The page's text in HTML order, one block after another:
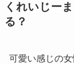
くれいじー
る？
可愛い感じの女